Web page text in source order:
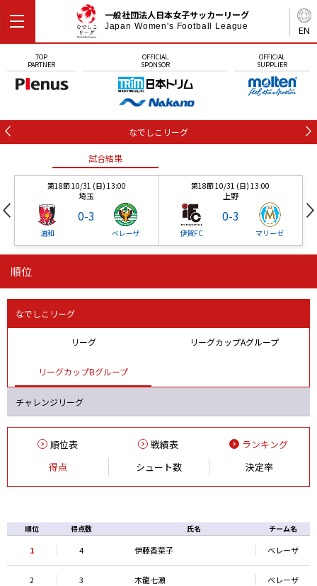
EN
一般社団法人日本女子サッカーリーグ
Japan Women's Football League
TOP
PARTNER
OFFICIAL
SPONSOR
OFFICIAL
SUPPLIER
なでしこリーグ
試合結果
第18節 10/31 (日) 13:00
埼玉
浦和
0-3
ベレーザ
第18節 10/31 (日) 13:00
上野
伊賀FC
0-3
マリーゼ
順位
なでしこリーグ
リーグ リーグカップAグループ
リーグカップBグループ
チャレンジリーグ
順位表 戦績表
ランキング
得点
シュート数 決定率
順位 得点数 氏名 チーム名
1 4 伊藤香菜子 ベレーザ
2 3 木龍七瀬 ベレーザ